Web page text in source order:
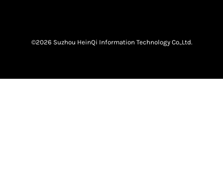
©2026 Suzhou HeinQi Information Technology Co.,Ltd.